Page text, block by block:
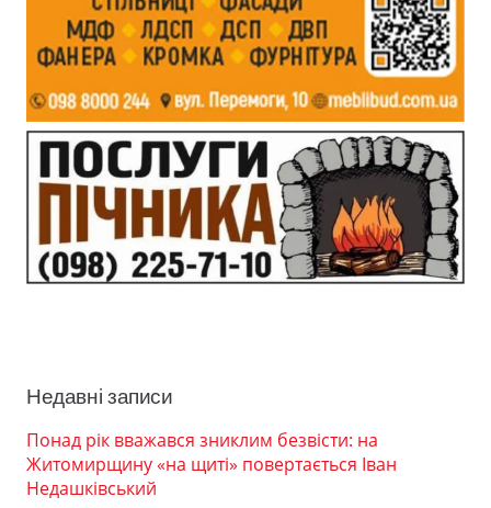
Недавні записи
Понад рік вважався зниклим безвісти: на
Житомирщину «на щиті» повертається Іван
Недашківський